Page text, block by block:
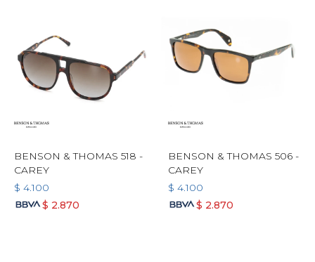
BENSON & THOMAS 518 -
CAREY
$ 4.100
$ 2.870
BENSON & THOMAS 506 -
CAREY
$ 4.100
$ 2.870